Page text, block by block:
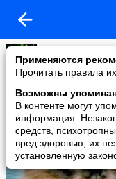
Применяются
Прочитать правила
Возможны
В контенте могут
информация.
средств,
вред здоровью, их
установленную
Галя
added a photo
07 Mar в 10:13